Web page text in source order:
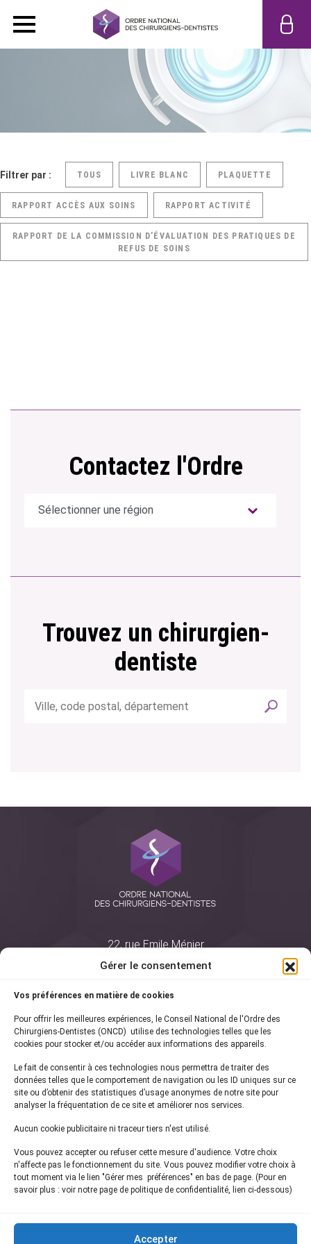
Gérer le consentement
Vos préférences en matière de cookies
Pour offrir les meilleures expériences, le Conseil National de l'Ordre des
Chirurgiens-Dentistes (ONCD) utilise des technologies telles que les
cookies pour stocker et/ou accéder aux informations des appareils.
Le fait de consentir à ces technologies nous permettra de traiter des
données telles que le comportement de navigation ou les ID uniques sur ce
site ou d’obtenir des statistiques d’usage anonymes de notre site pour
analyser la fréquentation de ce site et améliorer nos services.
Aucun cookie publicitaire ni traceur tiers n'est utilisé.
Vous pouvez accepter ou refuser cette mesure d'audience. Votre choix
n'affecte pas le fonctionnement du site. Vous pouvez modifier votre choix à
tout moment via le lien "Gérer mes préférences" en bas de page. (Pour en
savoir plus : voir notre page de politique de confidentialité, lien ci-dessous)
Accepter
Filtrer par : TOUS LIVRE BLANC PLAQUETTE
RAPPORT ACCÈS AUX SOINS RAPPORT ACTIVITÉ
RAPPORT DE LA COMMISSION D’ÉVALUATION DES PRATIQUES DE
REFUS DE SOINS
Contactez l'Ordre
Trouvez un chirurgien-
dentiste
22, rue Emile Ménier
75761 Paris Cedex 16
01 44 34 78 80
courrier@oncd.org
Actualités
Presse
Informations légales
Plan du site
Inscrivez-vous à notrenewsletter